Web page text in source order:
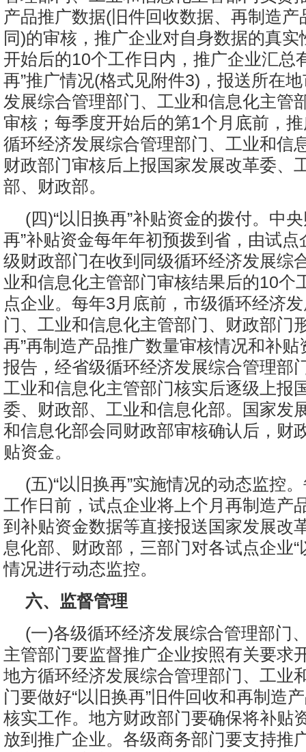
产品推广数据(旧件回收数据、再制造产
同)的审核，推广企业对自身数据的真
开始后的10个工作日内，推广企业汇总
再”推广情况(格式见附件3)，报送所在
发展综合管理部门、工业和信息化主管
审核；每季度开始后的第1个月底前，
循环经济发展综合管理部门、工业和信
财政部门审核后上报国家发展改革委、
部、财政部。
(四)“以旧换再”补贴资金的拨付。中
再”补贴资金每年年初预拨到省，由试
级财政部门在收到同级循环经济发展综
业和信息化主管部门审核结果后的10个
点企业。每年3月底前，市级循环经济
门、工业和信息化主管部门、财政部门
再”再制造产品推广数量审核情况和补
报告，经省级循环经济发展综合管理部
工业和信息化主管部门核实后逐级上报
委、财政部、工业和信息化部。国家发
和信息化部会同财政部审核确认后，财
贴资金。
(五)“以旧换再”实施情况的动态监控
工作日前，试点企业将上个月再制造产
到补贴资金数据等直接报送国家发展改
息化部、财政部，三部门对各试点企业“
情况进行动态监控。
六、监督管理
(一)各级循环经济发展综合管理部门
主管部门要监督推广企业按照有关要求
地方循环经济发展综合管理部门、工业
门要做好“以旧换再”旧件回收和再制造
核实工作。地方财政部门要确保将补贴
放到推广企业。各级商务部门要支持推